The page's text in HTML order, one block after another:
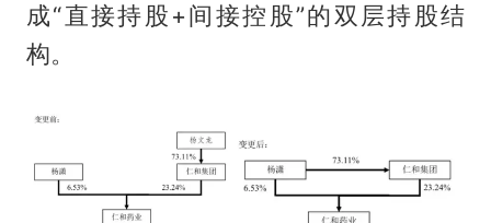
成“直接持股+间接控股”的双层持股结
构。